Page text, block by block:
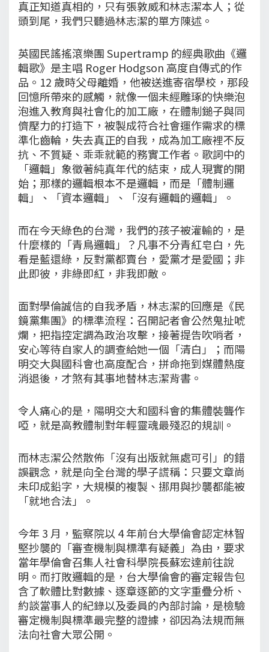
真正知道真相的，只有張敦威和林志潔本人；從
頭到尾，我們只聽過林志潔的單方陳述。
英國民謠搖滾樂團 Supertramp 的經典歌曲《邏
輯歌》是主唱 Roger Hodgson 高度自傳式的作
品。12 歲時父母離婚，他被送進寄宿學校，那段
回憶所帶來的感觸，就像一個未經雕琢的快樂泡
泡進入教育與社會化的加工廠，在體制鎚子與同
儕壓力的打造下，被製成符合社會運作需求的標
準化齒輪，失去真正的自我，成為加工廠裡不反
抗、不質疑、乖乖就範的務實工作者。歌詞中的
「邏輯」象徵著純真年代的結束，成人現實的開
始；那樣的邏輯根本不是邏輯，而是「體制邏
輯」、「資本邏輯」、「沒有邏輯的邏輯」。
而在今天綠色的台灣，我們的孩子被灌輸的，是
什麼樣的「青鳥邏輯」？凡事不分青紅皂白，先
看是藍還綠，反對黨都賣台，愛黨才是愛國；非
此即彼，非綠即紅，非我即敵。
面對學倫誠信的自我矛盾，林志潔的回應是《民
鏡黨集團》的標準流程：召開記者會公然鬼扯唬
爛，把指控定調為政治攻擊，接著提告吹哨者，
安心等待自家人的調查給她一個「清白」；而陽
明交大與國科會也高度配合，拼命拖到媒體熱度
消退後，才煞有其事地替林志潔背書。
令人痛心的是，陽明交大和國科會的集體裝聾作
啞，就是高教體制對年輕靈魂最殘忍的規訓。
而林志潔公然散佈「沒有出版就無處可引」的錯
誤觀念，就是向全台灣的學子謊稱：只要文章尚
未印成鉛字，大規模的複製、挪用與抄襲都能被
「就地合法」。
今年 3 月，監察院以 4 年前台大學倫會認定林智
堅抄襲的「審查機制與標準有疑義」為由，要求
當年學倫會召集人社會科學院長蘇宏達前往說
明。而打敗邏輯的是，台大學倫會的審定報告包
含了軟體比對數據、逐章逐節的文字重疊分析、
約談當事人的紀錄以及委員的內部討論，是檢驗
審定機制與標準最完整的證據，卻因為法規而無
法向社會大眾公開。